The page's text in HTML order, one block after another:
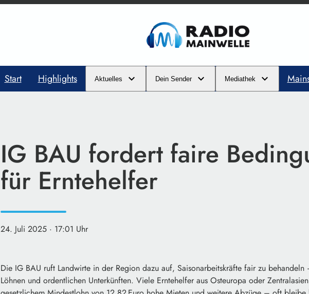
Start Highlights Aktuelles Dein Sender Mediathek
IG BAU fordert faire
für Erntehelfer
24. Juli 2025 · 17:01 Uhr
Die IG BAU ruft Landwirte in der Region dazu auf, Saisonarbeitskräfte fair zu behandeln
Löhnen und ordentlichen Unterkünften. Viele Erntehelfer aus Osteuropa oder